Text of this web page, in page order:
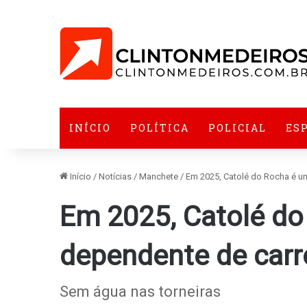
INÍCIO POLÍTICA POLICIAL
Início / Notícias / Manchete / Em 2025, Catolé do Rocha é
Em 2025, Catolé
dependente de
Sem água nas torneiras